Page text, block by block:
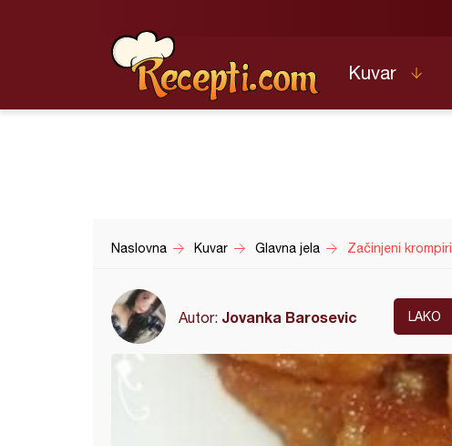
Kuvar
Naslovna Kuvar Glavna jela Začinjeni krompiri
Autor: Jovanka Barosevic LAKO